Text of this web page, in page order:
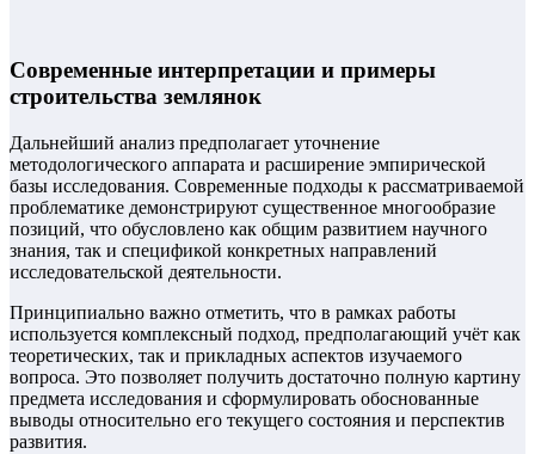
Современные интерпретации и примеры
строительства землянок
Дальнейший анализ предполагает уточнение
методологического аппарата и расширение эмпирической
базы исследования. Современные подходы к рассматриваемой
проблематике демонстрируют существенное многообразие
позиций, что обусловлено как общим развитием научного
знания, так и спецификой конкретных направлений
исследовательской деятельности.
Принципиально важно отметить, что в рамках работы
используется комплексный подход, предполагающий учёт как
теоретических, так и прикладных аспектов изучаемого
вопроса. Это позволяет получить достаточно полную картину
предмета исследования и сформулировать обоснованные
выводы относительно его текущего состояния и перспектив
развития.